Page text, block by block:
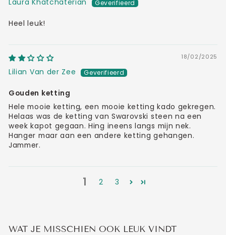
Laura Khatchaterian
Heel leuk!
18/02/2025
Lilian Van der Zee
Gouden ketting
Hele mooie ketting, een mooie ketting kado gekregen.
Helaas was de ketting van Swarovski steen na een
week kapot gegaan. Hing ineens langs mijn nek.
Hanger maar aan een andere ketting gehangen.
Jammer.
1 2 3
WAT JE MISSCHIEN OOK LEUK VINDT